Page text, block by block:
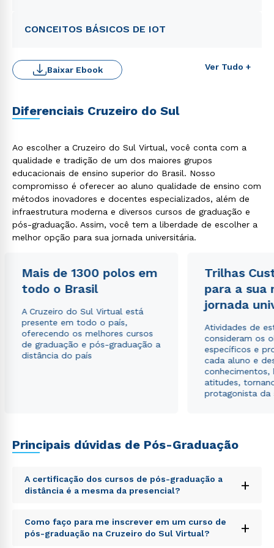
CONCEITOS BÁSICOS DE IOT
Ver Tudo +
Baixar Ebook
Diferenciais Cruzeiro do Sul
Ao escolher a Cruzeiro do Sul Virtual, você conta com a
qualidade e tradição de um dos maiores grupos
educacionais de ensino superior do Brasil. Nosso
compromisso é oferecer ao aluno qualidade de ensino com
métodos inovadores e docentes especializados, além de
infraestrutura moderna e diversos cursos de graduação e
pós-graduação. Assim, você tem a liberdade de escolher a
melhor opção para sua jornada universitária.
Mais de 1300 polos em
todo o Brasil
A Cruzeiro do Sul Virtual está
presente em todo o país,
oferecendo os melhores cursos
de graduação e pós-graduação a
distância do país
Trilhas
para a sua
jornada
Atividades de
consideram os
específicos e
cada aluno e
conhecimentos,
atitudes,
protagonista da
Principais dúvidas de Pós-Graduação
A certificação dos cursos de pós-graduação a
distância é a mesma da presencial?
+
Sed ut perspiciatis unde omnis iste natus error sit
voluptatem accusantium doloremque laudantium,
totam rem aperiam, eaque ipsa quae ab illo inventore
Como faço para me inscrever em um curso de
pós-graduação na Cruzeiro do Sul Virtual?
+
Rápido e fácil
WhatsApp
ou
Estou de acordo com aPolítica de Privacidade.
e
autorizo que meus dados sejam utilizados para o